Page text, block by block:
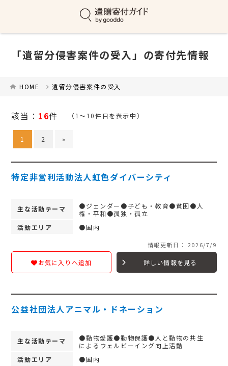
「遺留分侵害案件の受入」の寄付先情報
HOME 遺留分侵害案件の受入
該当： 16件 （1～10件目を表示中）
1 2 »
特定非営利活動法人虹色ダイバーシティ
主な活動テーマ
●ジェンダー●子ども・教育●貧困●人
権・平和●孤独・孤立
活動エリア
●国内
情報更新日： 2026/7/9
お気に入りへ追加 詳しい情報を見る
公益社団法人アニマル・ドネーション
主な活動テーマ
●動物愛護●動物保護●人と動物の共生
によるウェルビーイング向上活動
活動エリア
●国内